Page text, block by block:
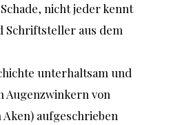
nicht jeder kennt
Schriftsteller aus dem
unterhaltsam und
Augenzwinkern von
Aken) aufgeschrieben